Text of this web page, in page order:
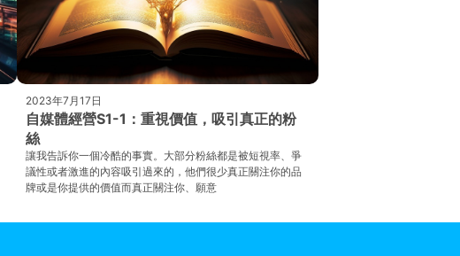
2023年7月17日
自媒體經營S1-1：重視價值，吸引真正的粉
絲
讓我告訴你一個冷酷的事實。大部分粉絲都是被短視率、爭
議性或者激進的內容吸引過來的，他們很少真正關注你的品
牌或是你提供的價值而真正關注你、願意